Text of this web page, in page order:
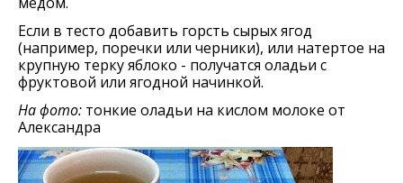
Если в тесто добавить горсть сырых ягод
(например, поречки или черники), или натертое на
крупную терку яблоко - получатся оладьи с
фруктовой или ягодной начинкой.
На фото: тонкие оладьи на кислом молоке от
Александра